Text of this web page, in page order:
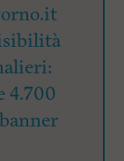
4.700